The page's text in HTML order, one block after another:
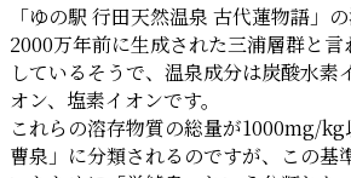
「ゆの駅 行田天然温泉 古代蓮物語」
2000万年前に生成された三浦層群と
しているそうで、温泉成分は炭酸水素
オン、塩素イオンです。
これらの溶存物質の総量が1000mg/
曹泉」に分類されるのですが、この基